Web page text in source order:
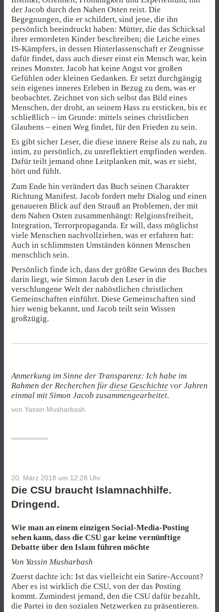
der Jacob durch den Nahen Osten reist. Die
Begegnungen, die er schildert, sind jene, die ihn
persönlich beeindruckt haben: Mütter, die das Schicksal
ihrer ermordeten Kinder beschreiben; die Leiche eines
IS-Kämpfers, in dessen Hinterlassenschaft er Zeugnisse
dafür findet, dass auch dieser einst ein Mensch war, kein
reines Monster. Jacob hat keine Angst vor großen
Gefühlen oder kleinen Gedanken. Er setzt durchgängig
sein eigenes inneres Erleben in Bezug zu dem, was er
beobachtet. Zeichnet von sich selbst das Bild eines
Menschen, der droht, an seinem Hass zu ersticken, bis er
schließlich – im Grunde: mittels seines christlichen
Glaubens – einen Weg findet, für den Frieden zu sein.
Es gibt sicher Leser, die diese innere Reise als zu nah, zu
intim, zu persönlich, zu unreflektiert empfinden werden.
Dafür teilt jemand ohne Leitplanken mit, was er sieht,
hört und fühlt.
Zum Ende hin verändert das Buch seinen Charakter
Richtung Manifest. Jacob fordert mehr Dialog und einen
genaueren Blick auf den Strauß an Problemen, der mit
dem Nahen Osten zusammenhängt: Relgionsfreiheit,
Integration, Terrorpropaganda. Er will, dass möglichst
viele Menschen nachvollziehen, was er erfahren hat:
Auch in schlimmsten Umständen können Menschen
menschlich sein.
Persönlich finde ich, dass der größte Gewinn des Buches
darin liegt, wie Simon Jacob den Leser in die
verschlungene Welt der nahöstlichen christlichen
Gemeinschaften einführt. Diese Gemeinschaften sind
hier wenig bekannt, und Jacob teilt sein Wissen
großzügig.
Anmerkung im Sinne der Transparenz: Ich habe im
Rahmen der Recherchen für diese Geschichte vor Jahren
einmal mit Simon Jacob zusammengearbeitet.
von Yassin Musharbash
20. März 2018 um 12:28 Uhr
Die CSU braucht Islamnachhilfe.
Dringend.
Wie man an einem einzigen Social-Media-Posting
sehen kann, dass die CSU gar keine vernünftige
Debatte über den Islam führen möchte
Von Yassin Musharbash
Zuerst dachte ich: Ist das vielleicht ein Satire-Account?
Aber es ist wirklich die CSU, von der das Posting
kommt. Zumindest jemand, den die CSU dafür bezahlt,
die Partei in den sozialen Netzwerken zu präsentieren.